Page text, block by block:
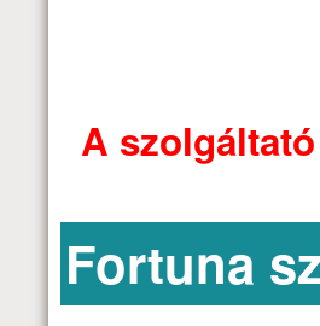
A
Fortuna